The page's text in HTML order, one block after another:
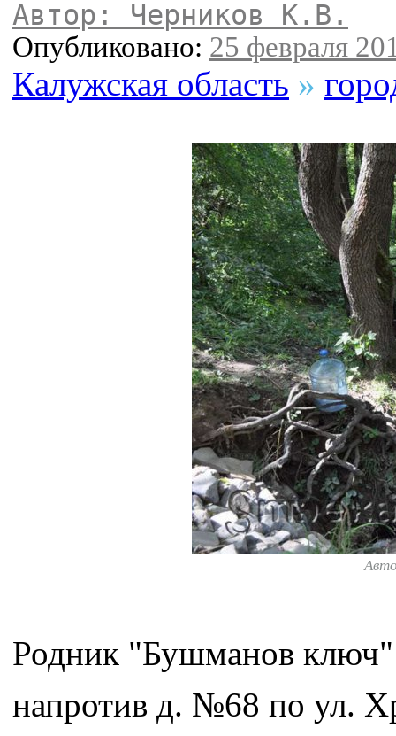
Автор: Черников К.В.
Опубликовано: 25 февраля
Калужская область »
Родник "Бушманов ключ"
напротив д. №68 по ул.